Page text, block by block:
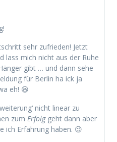
sehr zufrieden! Jetzt
lass mich nicht aus der Ruhe
gibt … und dann sehe
für Berlin ha ick ja
eh! 😆
nicht linear zu
zum Erfolggeht dann aber
ich Erfahrung haben. 😉